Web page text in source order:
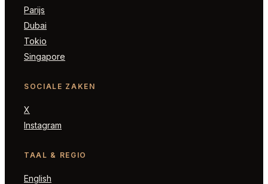
Parijs
Dubai
Tokio
Singapore
SOCIALE ZAKEN
X
Instagram
TAAL & REGIO
English